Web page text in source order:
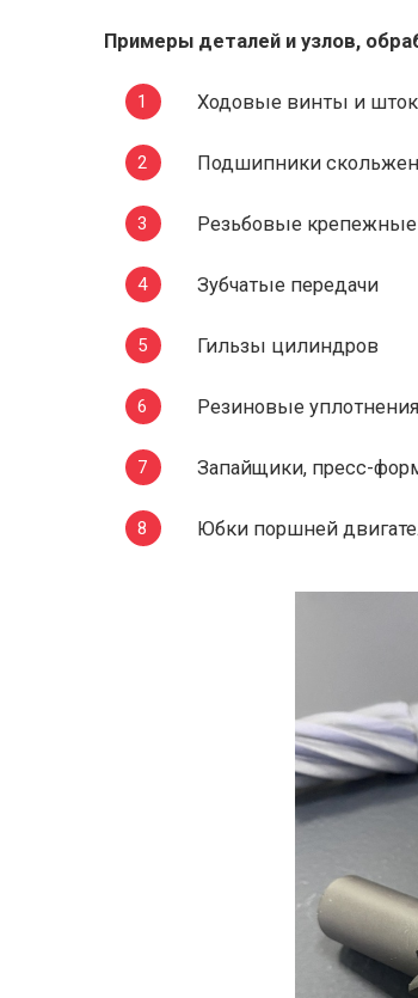
Примеры деталей и узлов,
Ходовые винты и
Подшипники
Резьбовые
Зубчатые передачи
Гильзы цилиндров
Резиновые уплотнения
Запайщики, пресс-
Юбки поршней